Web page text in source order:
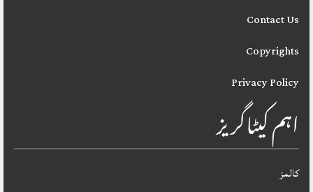
Contact Us
Copyrights
Privacy Policy
اہم کیٹاگریز
کالمز